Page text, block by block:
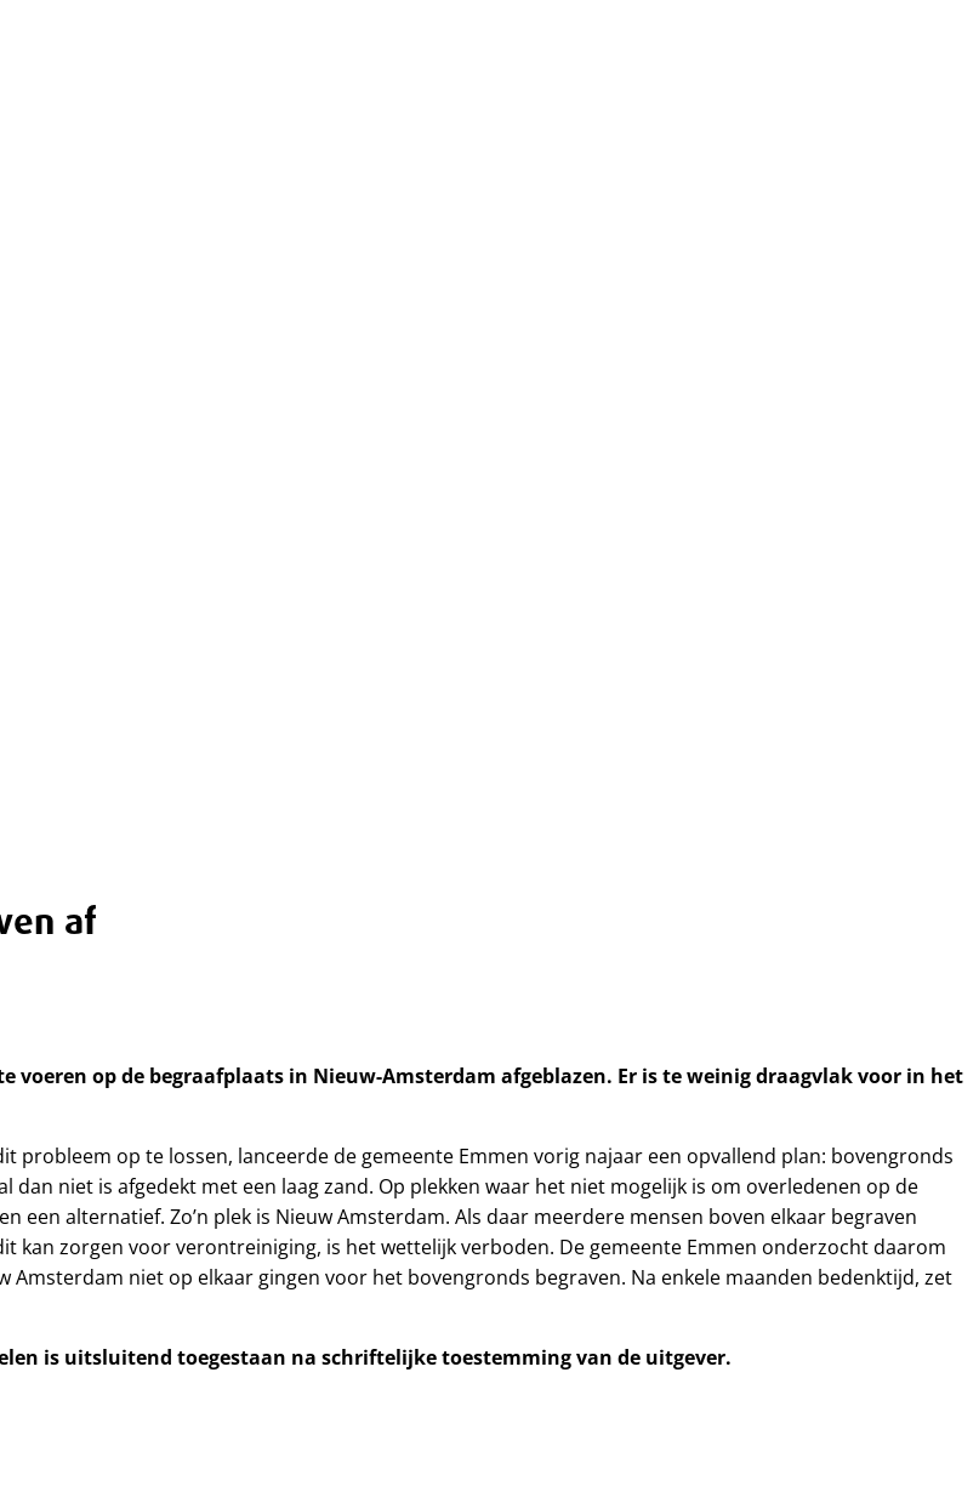
af
voeren op de begraafplaats in Nieuw-Amsterdam afgeblazen. Er is te weinig draagvlak voor in het
op te lossen, lanceerde de gemeente Emmen vorig najaar een opvallend plan: bovengronds
dan niet is afgedekt met een laag zand. Op plekken waar het niet mogelijk is om overledenen op de
een alternatief. Zo’n plek is Nieuw Amsterdam. Als daar meerdere mensen boven elkaar begraven
zorgen voor verontreiniging, is het wettelijk verboden. De gemeente Emmen onderzocht daarom
niet op elkaar gingen voor het bovengronds begraven. Na enkele maanden bedenktijd, zet
is uitsluitend toegestaan na schriftelijke toestemming van de uitgever.